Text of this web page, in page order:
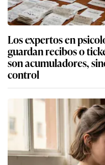
Los expertos en
guardan recibos o
son acumuladores,
control